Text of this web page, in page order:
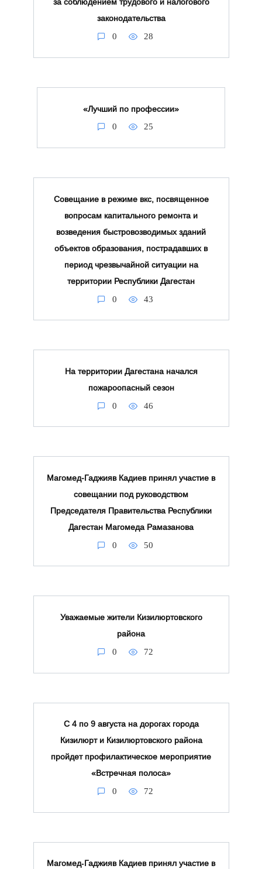
за соблюдением трудового и налогового
законодательства
0 28
«Лучший по профессии»
0 25
Совещание в режиме вкс, посвященное
вопросам капитального ремонта и
возведения быстровозводимых зданий
объектов образования, пострадавших в
период чрезвычайной ситуации на
территории Республики Дагестан
0 43
На территории Дагестана начался
пожароопасный сезон
0 46
Магомед-Гаджияв Кадиев принял участие в
совещании под руководством
Председателя Правительства Республики
Дагестан Магомеда Рамазанова
0 50
Уважаемые жители Кизилюртовского
района
0 72
С 4 по 9 августа на дорогах города
Кизилюрт и Кизилюртовского района
пройдет профилактическое мероприятие
«Встречная полоса»
0 72
Магомед‑Гаджияв Кадиев принял участие в